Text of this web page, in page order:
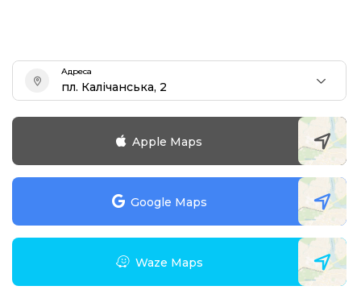
Адреса
пл. Калічанська, 2
Apple Maps
Google Maps
Waze Maps